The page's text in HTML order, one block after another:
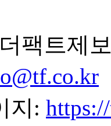
팩트제
지: